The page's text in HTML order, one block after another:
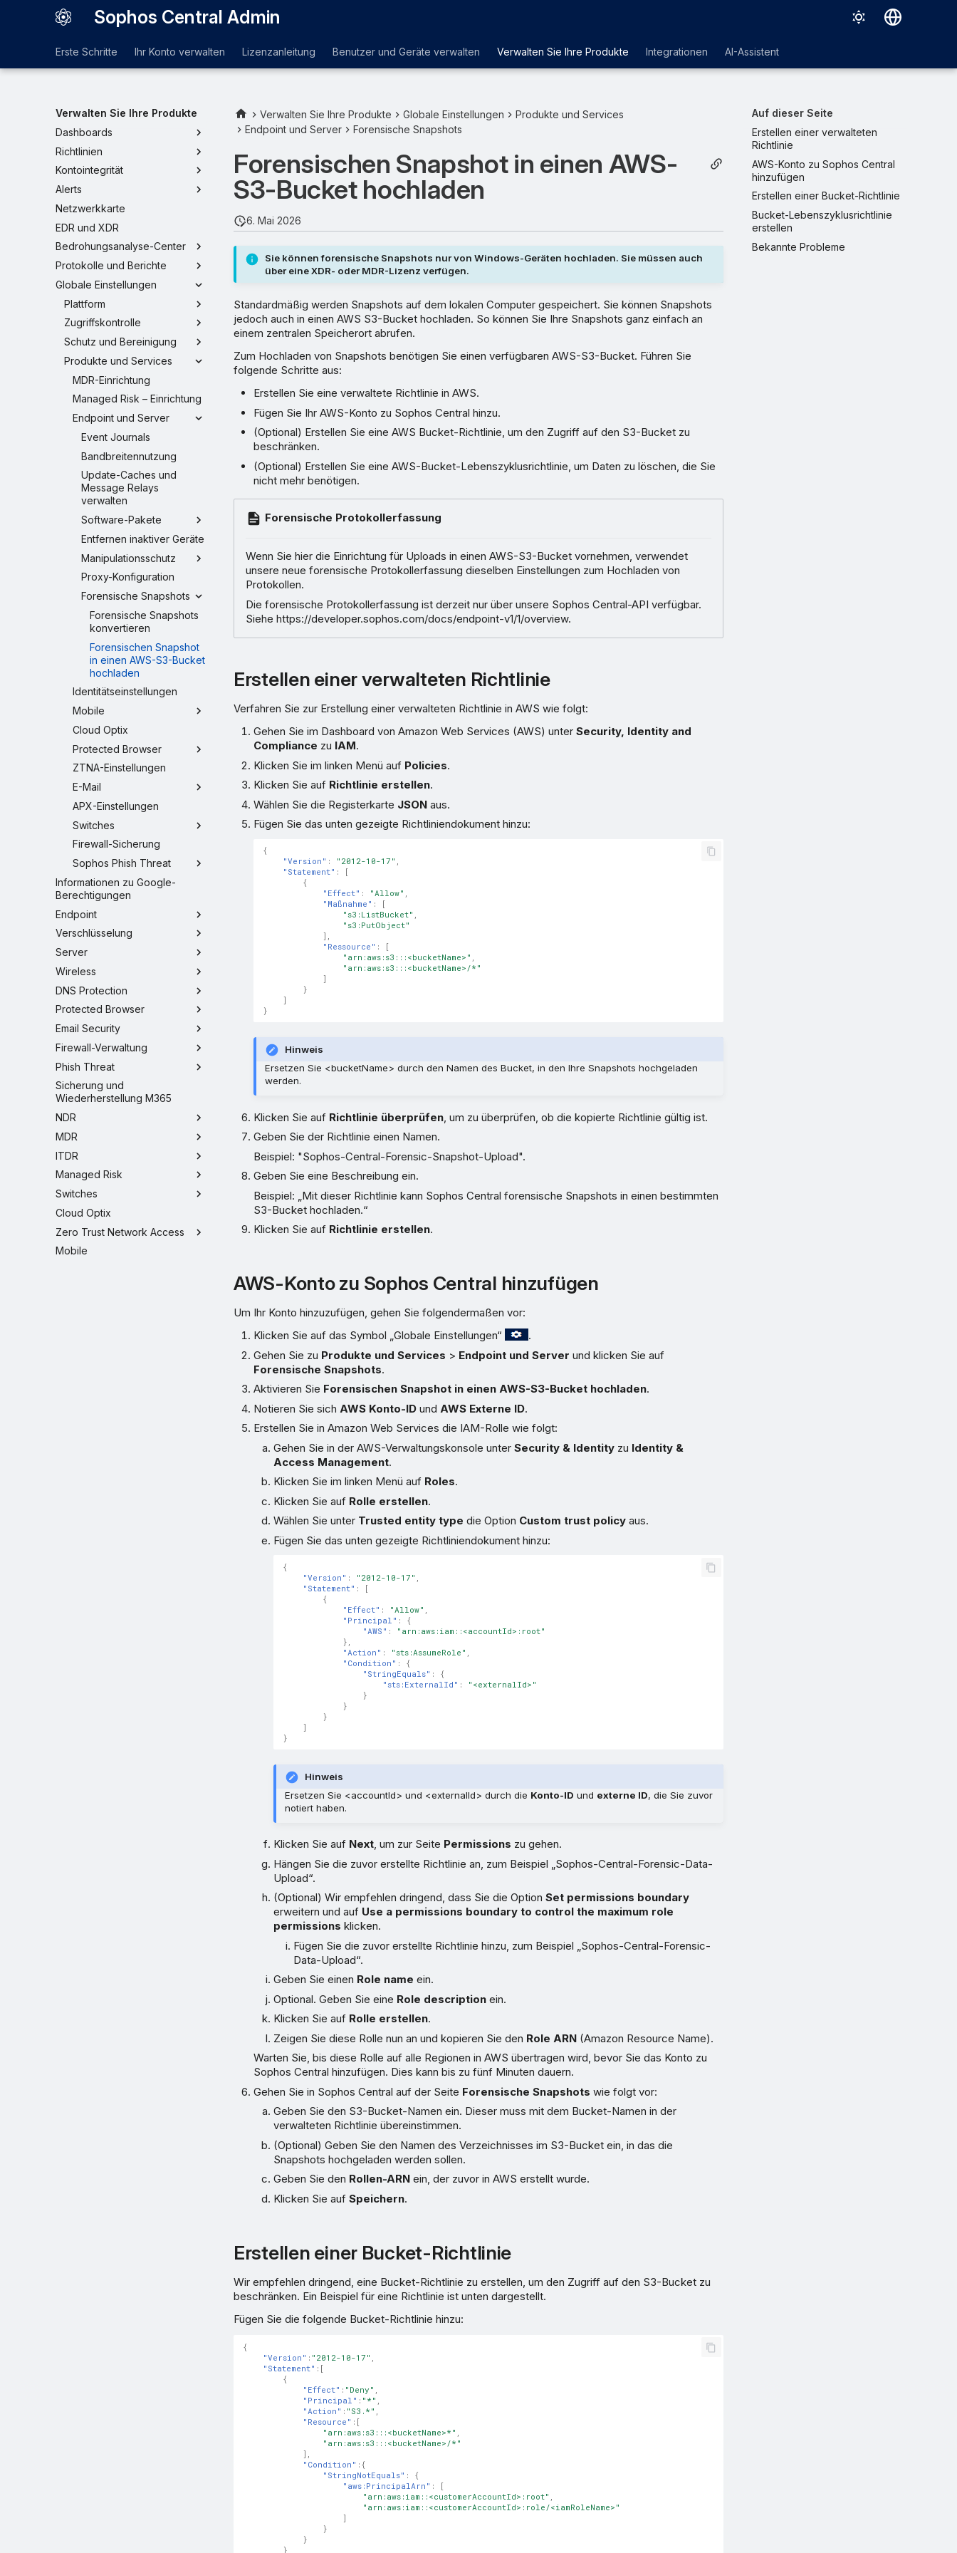
Sophos Central Admin
Français
Erste Schritte Ihr Konto verwalten Lizenzanleitung Benutzer und Geräte verwalten Verwalten Sie Ihre Produkte Integrationen AI-Assistent
Verwalten Sie Ihre Produkte
Dashboards
Richtlinien
Kontointegrität
Alerts
Netzwerkkarte
EDR und XDR
Bedrohungsanalyse-Center
Protokolle und Berichte
Globale Einstellungen
Plattform
Zugriffskontrolle
Schutz und Bereinigung
Produkte und Services
MDR-Einrichtung
Managed Risk – Einrichtung
Endpoint und Server
Event Journals
Bandbreitennutzung
Update-Caches und
Message Relays
verwalten
Software-Pakete
Entfernen inaktiver Geräte
Manipulationsschutz
Proxy-Konfiguration
Forensische Snapshots
Forensische Snapshots
konvertieren
Forensischen Snapshot
in einen AWS-S3-Bucket
hochladen
Identitätseinstellungen
Mobile
Cloud Optix
Protected Browser
ZTNA-Einstellungen
E-Mail
APX-Einstellungen
Switches
Firewall-Sicherung
Sophos Phish Threat
Informationen zu Google-
Berechtigungen
Endpoint
Verschlüsselung
Server
Wireless
DNS Protection
Protected Browser
Email Security
Firewall-Verwaltung
Phish Threat
Sicherung und
Wiederherstellung M365
NDR
MDR
ITDR
Managed Risk
Switches
Cloud Optix
Zero Trust Network Access
Mobile
Auf dieser Seite
Erstellen einer verwalteten
Richtlinie
AWS-Konto zu Sophos Central
hinzufügen
Erstellen einer Bucket-Richtlinie
Bucket-Lebenszyklusrichtlinie
erstellen
Bekannte Probleme
Verwalten Sie Ihre Produkte Globale Einstellungen
Produkte und Services
Endpoint und Server
Forensische Snapshots
Forensischen Snapshot in einen AWS-
S3-Bucket hochladen
6. Mai 2026
Sie können forensische Snapshots nur von Windows-Geräten hochladen. Sie müssen auch
über eine XDR- oder MDR-Lizenz verfügen.
Standardmäßig werden Snapshots auf dem lokalen Computer gespeichert. Sie können Snapshots
jedoch auch in einen AWS S3-Bucket hochladen. So können Sie Ihre Snapshots ganz einfach an
einem zentralen Speicherort abrufen.
Zum Hochladen von Snapshots benötigen Sie einen verfügbaren AWS-S3-Bucket. Führen Sie
folgende Schritte aus:
Erstellen Sie eine verwaltete Richtlinie in AWS.
Fügen Sie Ihr AWS-Konto zu Sophos Central hinzu.
(Optional) Erstellen Sie eine AWS Bucket-Richtlinie, um den Zugriff auf den S3-Bucket zu
beschränken.
(Optional) Erstellen Sie eine AWS-Bucket-Lebenszyklusrichtlinie, um Daten zu löschen, die Sie
nicht mehr benötigen.
Forensische Protokollerfassung
Wenn Sie hier die Einrichtung für Uploads in einen AWS-S3-Bucket vornehmen, verwendet
unsere neue forensische Protokollerfassung dieselben Einstellungen zum Hochladen von
Protokollen.
Die forensische Protokollerfassung ist derzeit nur über unsere Sophos Central-API verfügbar.
Siehe https://developer.sophos.com/docs/endpoint-v1/1/overview.
Erstellen einer verwalteten Richtlinie
Verfahren Sie zur Erstellung einer verwalteten Richtlinie in AWS wie folgt:
Gehen Sie im Dashboard von Amazon Web Services (AWS) unterSecurity, Identity and
Compliance zu IAM.
Klicken Sie im linken Menü auf Policies.
Klicken Sie auf Richtlinie erstellen.
Wählen Sie die Registerkarte JSON aus.
Fügen Sie das unten gezeigte Richtliniendokument hinzu:
{
"Version" : "2012-10-17" ,
"Statement" :
[
{
"Effect" : "Allow" ,
"Maßnahme" :
[
"s3:ListBucket" ,
"s3:PutObject"
],
"Ressource" :
[
"arn:aws:s3:::<bucketName>" ,
"arn:aws:s3:::<bucketName>/*"
]
}
]
}
Hinweis
Ersetzen Sie <bucketName> durch den Namen des Bucket, in den Ihre Snapshots hochgeladen
werden.
Klicken Sie auf Richtlinie überprüfen , um zu überprüfen, ob die kopierte Richtlinie gültig ist.
Geben Sie der Richtlinie einen Namen.
Beispiel: "Sophos-Central-Forensic-Snapshot-Upload".
Geben Sie eine Beschreibung ein.
Beispiel: „Mit dieser Richtlinie kann Sophos Central forensische Snapshots in einen bestimmten
S3-Bucket hochladen.“
Klicken Sie auf Richtlinie erstellen.
AWS-Konto zu Sophos Central hinzufügen
Um Ihr Konto hinzuzufügen, gehen Sie folgendermaßen vor:
Klicken Sie auf das Symbol „Globale Einstellungen“
.
Gehen Sie zu Produkte und Services > Endpoint und Server und klicken Sie auf
Forensische Snapshots.
Aktivieren Sie Forensischen Snapshot in einen AWS-S3-Bucket hochladen.
Notieren Sie sichAWS Konto-ID undAWS Externe ID.
Erstellen Sie in Amazon Web Services die IAM-Rolle wie folgt:
Gehen Sie in der AWS-Verwaltungskonsole unterSecurity & Identity zu Identity &
Access Management.
Klicken Sie im linken Menü auf Roles.
Klicken Sie auf Rolle erstellen.
Wählen Sie unter Trusted entity type die Option Custom trust policyaus.
Fügen Sie das unten gezeigte Richtliniendokument hinzu:
{
"Version" : "2012-10-17" ,
"Statement" :
[
{
"Effect" : "Allow" ,
"Principal" :
{
"AWS" :
"arn:aws:iam::<accountId>:root"
},
"Action" : "sts:AssumeRole" ,
"Condition" :
{
"StringEquals" :
{
"sts:ExternalId" :
"<externalId>"
}
}
}
]
}
Hinweis
Ersetzen Sie <accountId> und <externalId> durch die Konto-ID und externe ID, die Sie zuvor
notiert haben.
Klicken Sie auf Next, um zur Seite Permissions zu gehen.
Hängen Sie die zuvor erstellte Richtlinie an, zum Beispiel „Sophos-Central-Forensic-Data-
Upload“.
(Optional) Wir empfehlen dringend, dass Sie die OptionSet permissions boundary
erweitern und auf Use a permissions boundary to control the maximum role
permissions klicken.
Fügen Sie die zuvor erstellte Richtlinie hinzu, zum Beispiel „Sophos-Central-Forensic-
Data-Upload“.
Geben Sie einen Role name ein.
Optional. Geben Sie eine Role description ein.
Klicken Sie auf Rolle erstellen.
Zeigen Sie diese Rolle nun an und kopieren Sie den Role ARN (Amazon Resource Name).
Warten Sie, bis diese Rolle auf alle Regionen in AWS übertragen wird, bevor Sie das Konto zu
Sophos Central hinzufügen. Dies kann bis zu fünf Minuten dauern.
Gehen Sie in Sophos Central auf der Seite Forensische Snapshots wie folgt vor:
Geben Sie den S3-Bucket-Namen ein. Dieser muss mit dem Bucket-Namen in der
verwalteten Richtlinie übereinstimmen.
(Optional) Geben Sie den Namen des Verzeichnisses im S3-Bucket ein, in das die
Snapshots hochgeladen werden sollen.
Geben Sie den Rollen-ARN ein, der zuvor in AWS erstellt wurde.
Klicken Sie aufSpeichern.
Erstellen einer Bucket-Richtlinie
Wir empfehlen dringend, eine Bucket-Richtlinie zu erstellen, um den Zugriff auf den S3-Bucket zu
beschränken. Ein Beispiel für eine Richtlinie ist unten dargestellt.
Fügen Sie die folgende Bucket-Richtlinie hinzu:
{
"Version" : "2012-10-17"
"Statement" :[
{
"Effect" : "Deny"
"Principal" : "*"
"Action" : "S3.*"
"Resource" :[
"arn:aws:s3:::<bucketName>*"
"arn:aws:s3:::<bucketName>/*"
],
"Condition" :{
"StringNotEquals" :
{
"aws:PrincipalArn" :
[
"arn:aws:iam::<customerAccountId>:root"
"arn:aws:iam::<customerAccountId>:role/<iamRoleName>"
]
}
}
}